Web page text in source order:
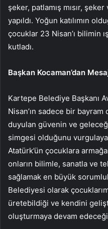
şeker, patlamış mısır,
yapıldı. Yoğun katılımın
çocuklar 23 Nisan’ı bilimin
kutladı.
Başkan Kocaman’dan
Kartepe Belediye Başkanı
Nisan’ın sadece bir
duyulan güvenin ve
simgesi olduğunu
Atatürk’ün çocuklara
onların bilimle, sanatla ve
sağlamak en büyük
Belediyesi olarak
üretebildiği ve kendini
oluşturmaya devam